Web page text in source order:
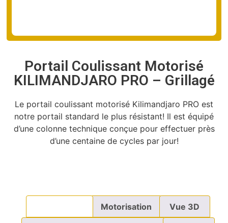
Portail Coulissant Motorisé
KILIMANDJARO PRO – Grillagé
Le portail coulissant motorisé Kilimandjaro PRO est
notre portail standard le plus résistant! Il est équipé
d’une colonne technique conçue pour effectuer près
d’une centaine de cycles par jour!
Motorisation Vue 3D